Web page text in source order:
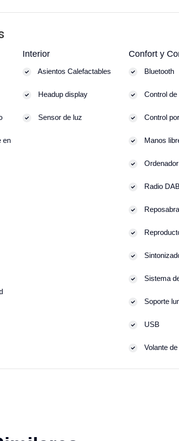
en
Interior
Asientos Calefactables
Headup display
Sensor de luz
Confort y
Bluetooth
Control
Control
Manos
Radio
Sistema
Soporte
USB
Volante